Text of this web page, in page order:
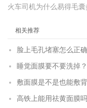
火车司机为什么易得毛囊
相关推荐
脸上毛孔堵塞怎么正
睡觉面膜要不要洗掉？
敷面膜是不是也能敷
高铁上能用祛黄面膜吗